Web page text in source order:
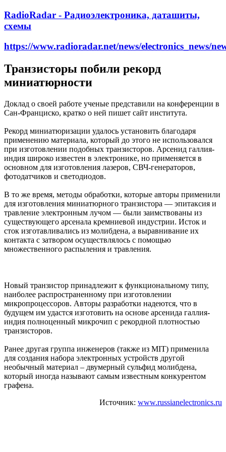
RadioRadar - Радиоэлектроника, даташиты,
схемы
https://www.radioradar.net/news/electronics_news/
Транзисторы побили рекорд
миниатюрности
Доклад о своей работе ученые представили на конференции в
Сан-Франциско, кратко о ней пишет сайт института.
Рекорд миниатюризации удалось установить благодаря
применению материала, который до этого не использовался
при изготовлении подобных транзисторов. Арсенид галлия-
индия широко известен в электронике, но применяется в
основном для изготовления лазеров, СВЧ-генераторов,
фотодатчиков и светодиодов.
В то же время, методы обработки, которые авторы применили
для изготовления миниатюрного транзистора — эпитаксия и
травление электронным лучом — были заимствованы из
существующего арсенала кремниевой индустрии. Исток и
сток изготавливались из молибдена, а выравнивание их
контакта с затвором осуществлялось с помощью
множественного распыления и травления.
Новый транзистор принадлежит к функциональному типу,
наиболее распространенному при изготовлении
микропроцессоров. Авторы разработки надеются, что в
будущем им удастся изготовить на основе арсенида галлия-
индия полноценный микрочип с рекордной плотностью
транзисторов.
Ранее другая группа инженеров (также из MIT) применила
для создания набора электронных устройств другой
необычный материал – двумерный сульфид молибдена,
который иногда называют самым известным конкурентом
графена.
Источник: www.russianelectronics.ru